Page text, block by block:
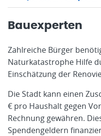
Bauexperten
Zahlreiche Bürger
Naturkatastrophe Hilfe
Einschätzung der
Die Stadt kann einen
€ pro Haushalt gegen
Rechnung gewähren.
Spendengeldern